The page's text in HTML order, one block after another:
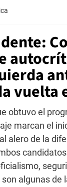
vuelta
obtuvo el
marcan el
alero de la
algunas de